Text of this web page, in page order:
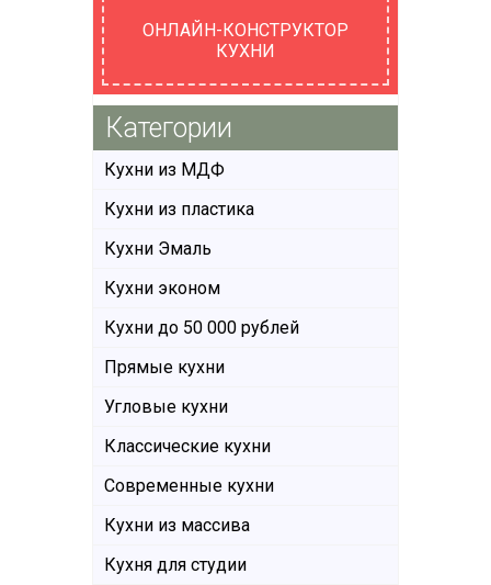
ОНЛАЙН-КОНСТРУКТОР
КУХНИ
Категории
Кухни из МДФ
Кухни из пластика
Кухни Эмаль
Кухни эконом
Кухни до 50 000 рублей
Прямые кухни
Угловые кухни
Классические кухни
Современные кухни
Кухни из массива
Кухня для студии